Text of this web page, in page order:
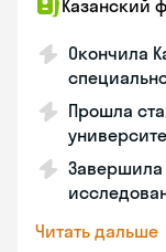
Казанский
Окончила
Прошла
Завершила
Читать дальше